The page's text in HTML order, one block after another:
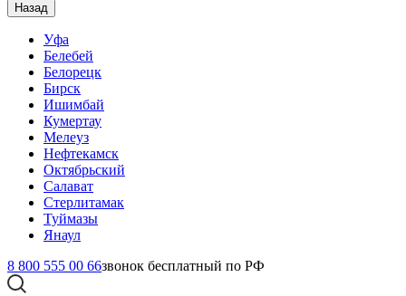
Назад
Уфа
Белебей
Белорецк
Бирск
Ишимбай
Кумертау
Мелеуз
Нефтекамск
Октябрьский
Салават
Стерлитамак
Туймазы
Янаул
8 800 555 00 66звонок бесплатный по РФ